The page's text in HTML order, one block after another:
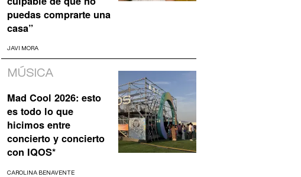
puedas comprarte una
casa”
JAVI MORA
MÚSICA
Mad Cool 2026: esto
es todo lo que
hicimos entre
concierto y concierto
con IQOS*
CAROLINA BENAVENTE